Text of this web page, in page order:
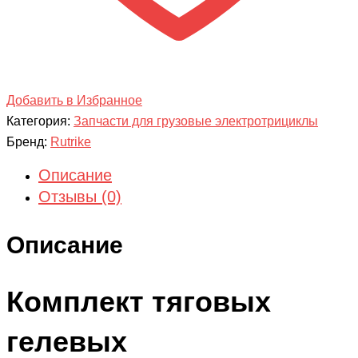
Добавить в Избранное
Категория: Запчасти для грузовые электротрициклы
Бренд: Rutrike
Описание
Отзывы (0)
Описание
Комплект тяговых
гелевых